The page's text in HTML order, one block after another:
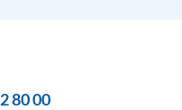
80 00